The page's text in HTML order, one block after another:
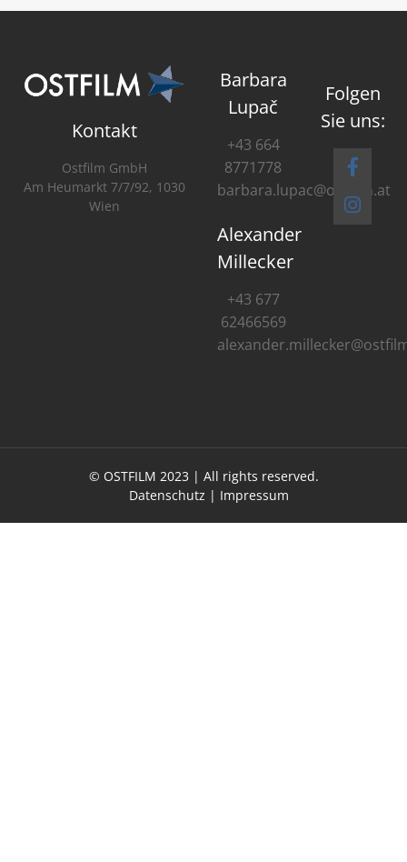
Kontakt
Ostfilm GmbH
Am Heumarkt 7/7/92, 1030
Wien
Barbara
Lupač
+43 664
8771778
barbara.lupac@ostfilm.at
Alexander
Millecker
+43 677
62466569
Folgen
Sie uns:
© OSTFILM 2023 | All rights reserved.
Datenschutz | Impressum